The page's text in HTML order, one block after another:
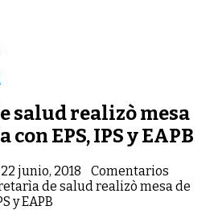
salud realizò mesa
EPS, IPS y EAPB
22 junio, 2018
Comentarios
de salud realizò mesa de
y EAPB